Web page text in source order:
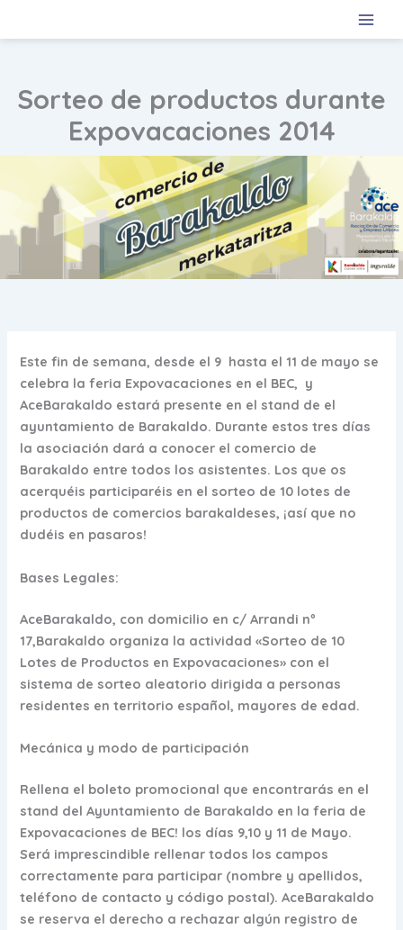
Sorteo de productos durante
Expovacaciones 2014
Este fin de semana, desde el 9 hasta el 11 de mayo se
celebra la feria Expovacaciones en el BEC, y
AceBarakaldo estará presente en el stand de el
ayuntamiento de Barakaldo. Durante estos tres días
la asociación dará a conocer el comercio de
Barakaldo entre todos los asistentes. Los que os
acerquéis participaréis en el sorteo de 10 lotes de
productos de comercios barakaldeses, ¡así que no
dudéis en pasaros!
Bases Legales:
AceBarakaldo, con domicilio en c/ Arrandi nº
17,Barakaldo organiza la actividad «Sorteo de 10
Lotes de Productos en Expovacaciones» con el
sistema de sorteo aleatorio dirigida a personas
residentes en territorio español, mayores de edad.
Mecánica y modo de participación
Rellena el boleto promocional que encontrarás en el
stand del Ayuntamiento de Barakaldo en la feria de
Expovacaciones de BEC! los días 9,10 y 11 de Mayo.
Será imprescindible rellenar todos los campos
correctamente para participar (nombre y apellidos,
teléfono de contacto y código postal). AceBarakaldo
se reserva el derecho a rechazar algún registro de